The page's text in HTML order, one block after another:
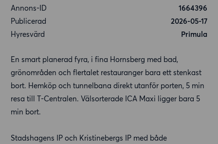
Annons-ID
1664396
Publicerad
2026-05-17
Hyresvärd
Primula
En smart planerad fyra, i fina Hornsberg med bad,
grönområden och flertalet restauranger bara ett stenkast
bort. Hemköp och tunnelbana direkt utanför porten, 5 min
resa till T-Centralen. Välsorterade ICA Maxi ligger bara 5
min bort.
Stadshagens IP och Kristinebergs IP med både